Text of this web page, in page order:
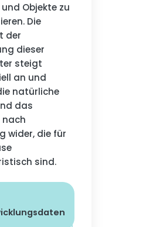
Objekte zu
Die
der
dieser
steigt
an und
natürliche
das
nach
wider, die für
sind.
500